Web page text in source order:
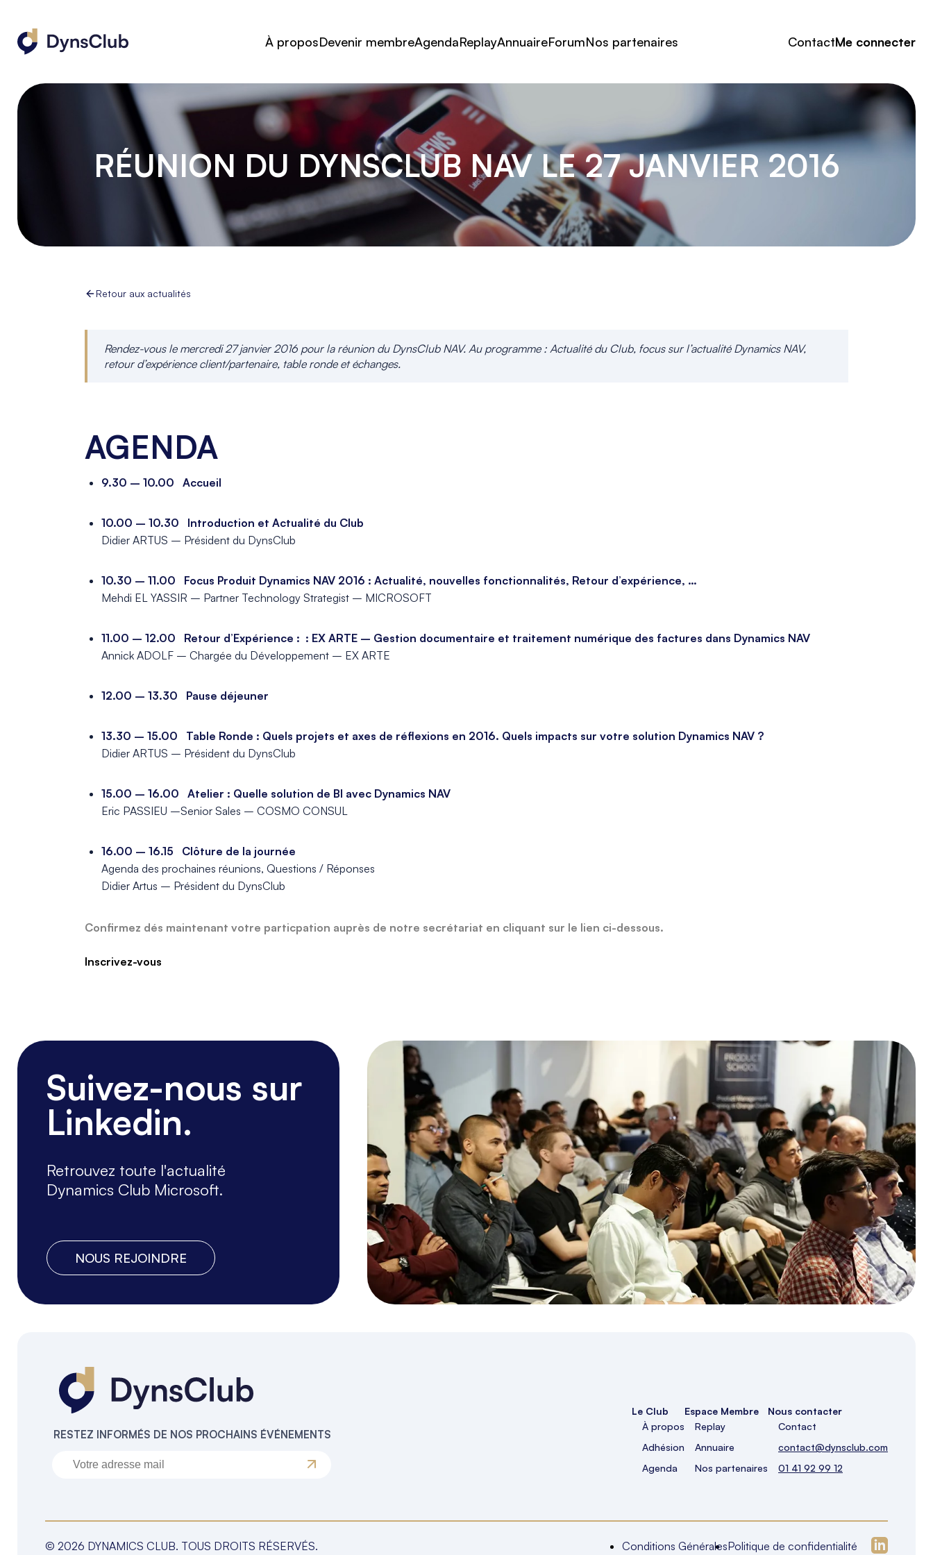
À proposDevenir membreAgendaReplayAnnuaireForumNos partenaires ContactMe connecter
RÉUNION DU DYNSCLUB NAV LE 27 JANVIER 2016
Retour aux actualités
Rendez-vous le mercredi 27 janvier 2016 pour la réunion du DynsClub NAV. Au programme : Actualité du Club, focus sur l’actualité Dynamics NAV,
retour d’expérience client/partenaire, table ronde et échanges.
AGENDA
9.30 – 10.00 Accueil
10.00 – 10.30 Introduction et Actualité du Club
Didier ARTUS – Président du DynsClub
10.30 – 11.00 Focus Produit Dynamics NAV 2016 : Actualité, nouvelles fonctionnalités, Retour d’expérience, …
Mehdi EL YASSIR – Partner Technology Strategist – MICROSOFT
11.00 – 12.00 Retour d’Expérience : : EX ARTE – Gestion documentaire et traitement numérique des factures dans Dynamics NAV
Annick ADOLF – Chargée du Développement – EX ARTE
12.00 – 13.30 Pause déjeuner
13.30 – 15.00 Table Ronde : Quels projets et axes de réflexions en 2016. Quels impacts sur votre solution Dynamics NAV ?
Didier ARTUS – Président du DynsClub
15.00 – 16.00 Atelier : Quelle solution de BI avec Dynamics NAV
Eric PASSIEU –Senior Sales – COSMO CONSUL
16.00 – 16.15 Clôture de la journée
Agenda des prochaines réunions, Questions / Réponses
Didier Artus – Président du DynsClub
Confirmez dés maintenant votre particpation auprès de notre secrétariat en cliquant sur le lien ci-dessous.
Inscrivez-vous
Suivez-nous sur
Linkedin.
Retrouvez toute l'actualité
Dynamics Club Microsoft.
NOUS REJOINDRE
RESTEZ INFORMÉS DE NOS PROCHAINS ÉVÉNEMENTS
Le Club
À propos
Adhésion
Agenda
Espace Membre
Replay
Annuaire
Nos partenaires
Nous contacter
Contact
contact@dynsclub.com
01 41 92 99 12
© 2026 DYNAMICS CLUB. TOUS DROITS RÉSERVÉS. Conditions GénéralesPolitique de confidentialité